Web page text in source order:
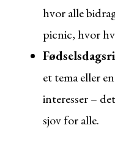
hvor alle
picnic, hvor
et tema eller
interesser –
sjov for alle.